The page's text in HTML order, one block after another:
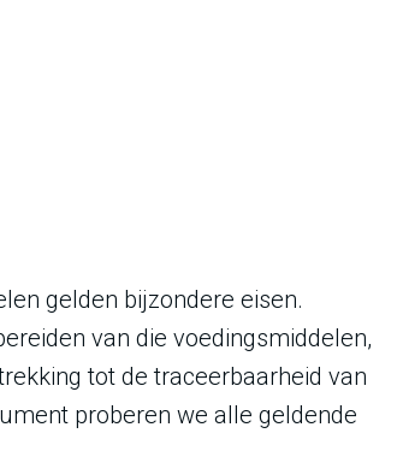
gelden bijzondere eisen.
van die voedingsmiddelen,
tot de traceerbaarheid van
proberen we alle geldende